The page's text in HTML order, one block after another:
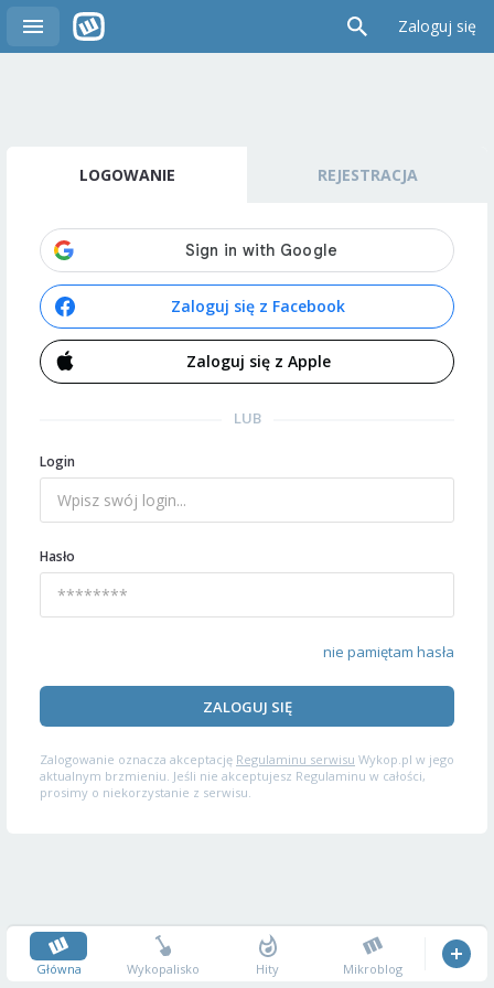
Zaloguj się
LOGOWANIE REJESTRACJA
Zaloguj się z Facebook
Zaloguj się z Apple
LUB
Login
Hasło
nie pamiętam hasła
ZALOGUJ SIĘ
Zalogowanie oznacza akceptację Regulaminu serwisu Wykop.pl w jego
aktualnym brzmieniu. Jeśli nie akceptujesz Regulaminu w całości,
prosimy o niekorzystanie z serwisu.
Główna Wykopalisko Hity Mikroblog